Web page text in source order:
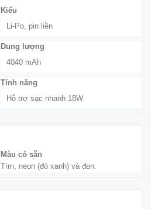
Kiểu
Li-Po, pin liền
Dung lượng
4040 mAh
Tính năng
Hỗ trợ sạc nhanh 18W
Màu có sẵn
Tím, neon (đỏ xanh) và đen.